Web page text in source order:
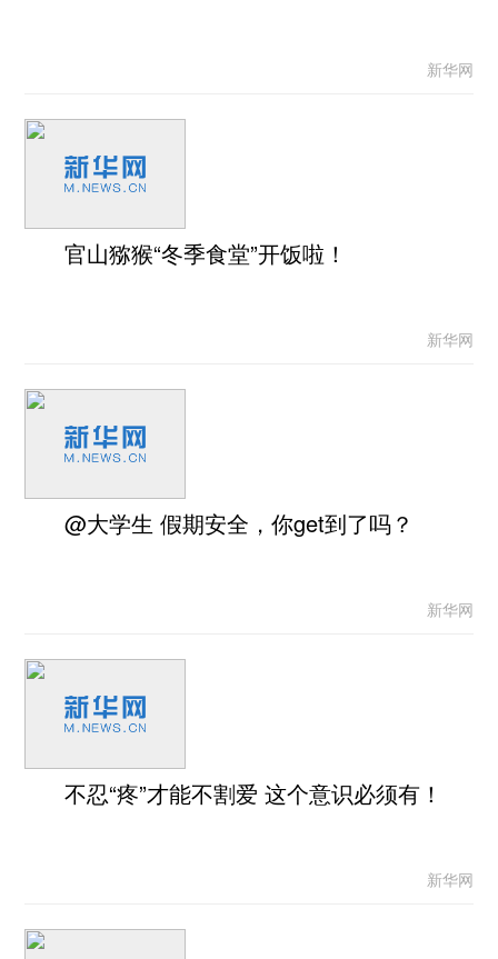
新华网
官山猕猴“冬季食堂”开饭啦！
新华网
@大学生 假期安全，你get到了吗？
新华网
不忍“疼”才能不割爱 这个意识必须有！
新华网